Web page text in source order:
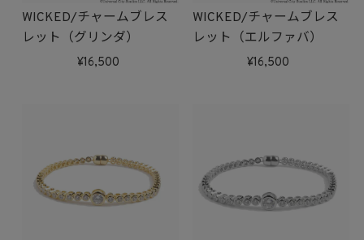
WICKED/チャームブレス
レット（グリンダ）
16,500
WICKED/チャームブレス
レット（エルファバ）
16,500